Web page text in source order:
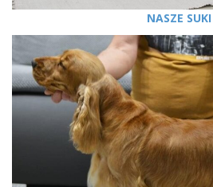
NASZE SUKI